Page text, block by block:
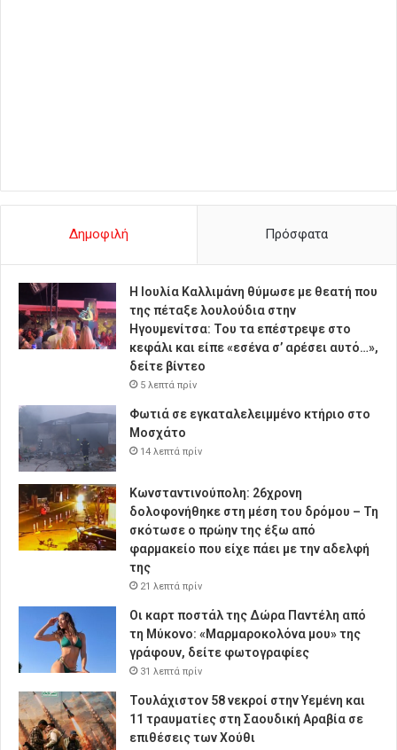
Δημοφιλή Πρόσφατα
Η Ιουλία Καλλιμάνη θύμωσε με θεατή που
της πέταξε λουλούδια στην
Ηγουμενίτσα: Του τα επέστρεψε στο
κεφάλι και είπε «εσένα σ’ αρέσει αυτό…»,
δείτε βίντεο
5 λεπτά πρίν
Φωτιά σε εγκαταλελειμμένο κτήριο στο
Μοσχάτο
14 λεπτά πρίν
Κωνσταντινούπολη: 26χρονη
δολοφονήθηκε στη μέση του δρόμου – Τη
σκότωσε ο πρώην της έξω από
φαρμακείο που είχε πάει με την αδελφή
της
21 λεπτά πρίν
Οι καρτ ποστάλ της Δώρα Παντέλη από
τη Μύκονο: «Μαρμαροκολόνα μου» της
γράφουν, δείτε φωτογραφίες
31 λεπτά πρίν
Τουλάχιστον 58 νεκροί στην Υεμένη και
11 τραυματίες στη Σαουδική Αραβία σε
επιθέσεις των Χούθι